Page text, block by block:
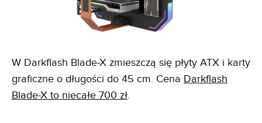
W Darkflash Blade-X zmieszczą się płyty ATX i karty
graficzne o długości do 45 cm. Cena Darkflash
Blade-X to niecałe 700 zł.